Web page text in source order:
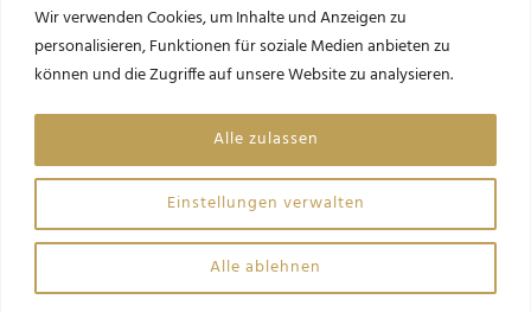
Wir verwenden Cookies, um Inhalte und Anzeigen zu
personalisieren, Funktionen für soziale Medien anbieten zu
können und die Zugriffe auf unsere Website zu analysieren.
Einstellungen verwalten
Alle ablehnen
Alle zulassen
Friedrich Csörgits, MSc MRICS
Herausgeber LEADERSNET Immobilien
f.csoergits@leadersnet.com
Website by Opinion Leaders Network GmbH